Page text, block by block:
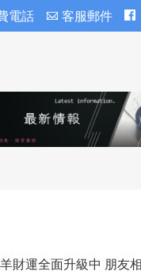
電話 客服郵件
財運全面升級中 朋友